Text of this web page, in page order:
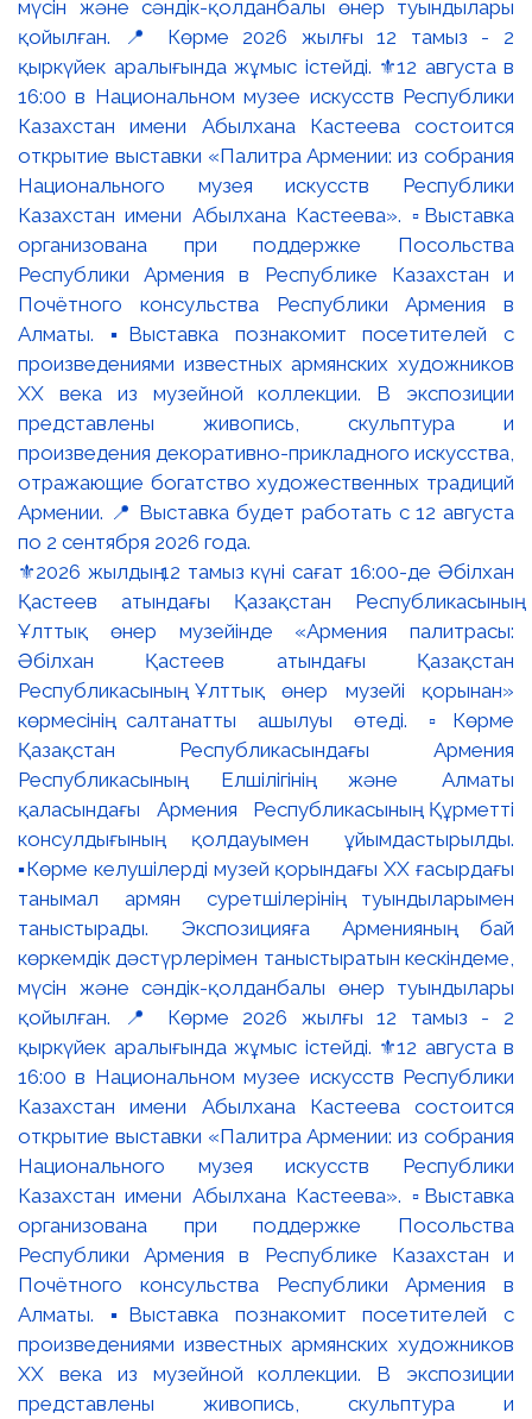
⚜️2026 жылдың 12 тамыз күні сағат 16:00-де Әбілхан
Қастеев атындағы Қазақстан Республикасының
Ұлттық өнер музейінде «Армения палитрасы:
Әбілхан Қастеев атындағы Қазақстан
Республикасының Ұлттық өнер музейі қорынан»
көрмесінің салтанатты ашылуы өтеді. ▫️Көрме
Қазақстан Республикасындағы Армения
Республикасының Елшілігінің және Алматы
қаласындағы Армения Республикасының Құрметті
консулдығының қолдауымен ұйымдастырылды.
▪️Көрме келушілерді музей қорындағы ХХ ғасырдағы
танымал армян суретшілерінің туындыларымен
таныстырады. Экспозицияға Арменияның бай
көркемдік дәстүрлерімен таныстыратын кескіндеме,
мүсін және сәндік-қолданбалы өнер туындылары
қойылған. 📍 Көрме 2026 жылғы 12 тамыз - 2
қыркүйек аралығында жұмыс істейді. ⚜️12 августа в
16:00 в Национальном музее искусств Республики
Казахстан имени Абылхана Кастеева состоится
открытие выставки «Палитра Армении: из собрания
Национального музея искусств Республики
Казахстан имени Абылхана Кастеева». ▫️Выставка
организована при поддержке Посольства
Республики Армения в Республике Казахстан и
Почётного консульства Республики Армения в
Алматы. ▪️Выставка познакомит посетителей с
произведениями известных армянских художников
XX века из музейной коллекции. В экспозиции
представлены живопись, скульптура и